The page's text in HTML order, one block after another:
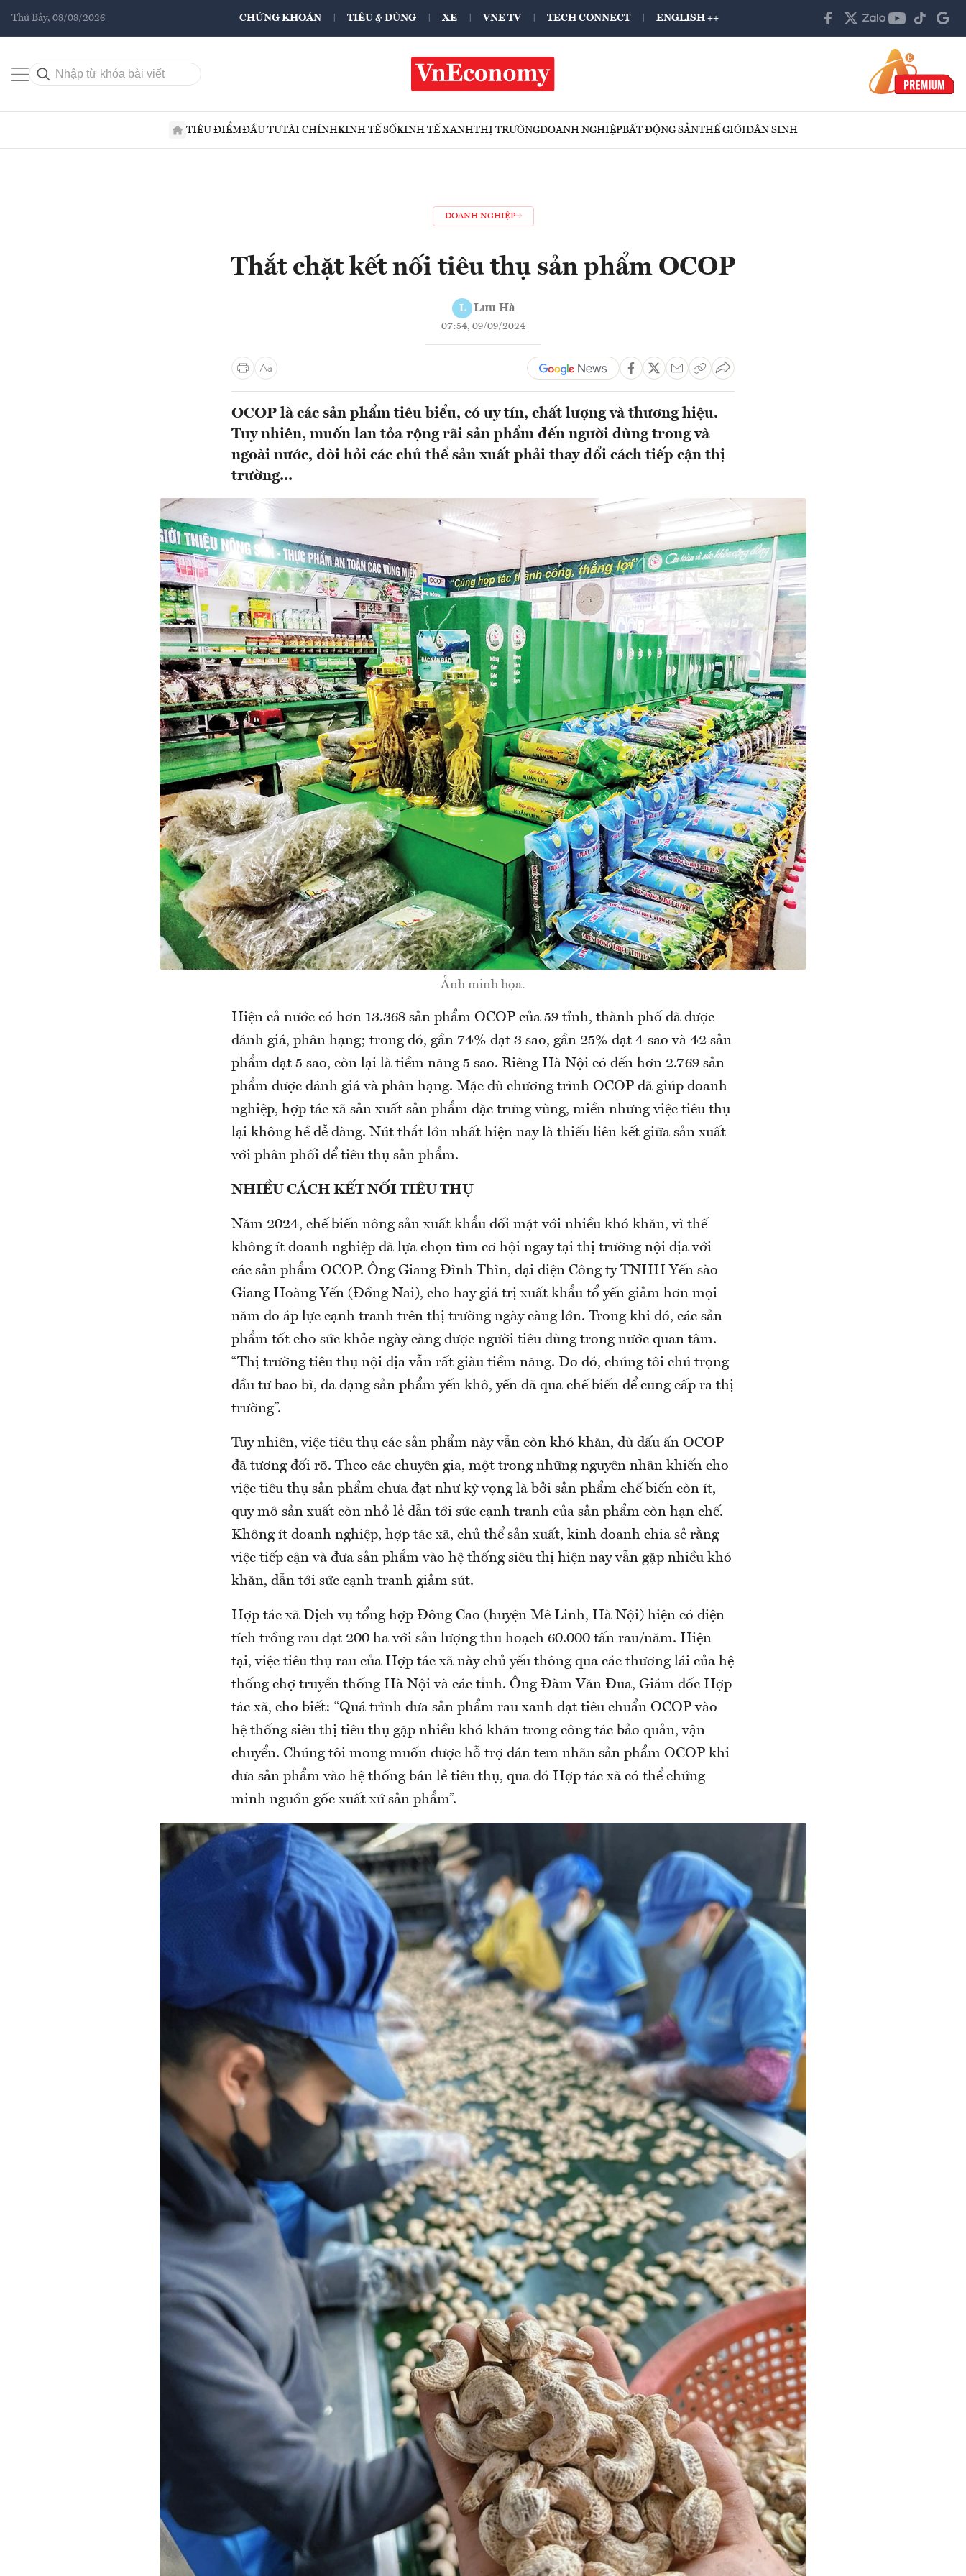
Thứ Bảy, 08/08/2026 CHỨNG KHOÁN TIÊU & DÙNG XE VNE TV TECH CONNECT ENGLISH ++
TIÊU ĐIỂMĐẦU TƯTÀI CHÍNHKINH TẾ SỐKINH TẾ XANHTHỊ TRƯỜNGDOANH NGHIỆPBẤT ĐỘNG SẢNTHẾ GIỚIDÂN SINH
DOANH NGHIỆP
Thắt chặt kết nối tiêu thụ sản phẩm OCOP
L Lưu Hà
07:54, 09/09/2024
OCOP là các sản phẩm tiêu biểu, có uy tín, chất lượng và thương hiệu.
Tuy nhiên, muốn lan tỏa rộng rãi sản phẩm đến người dùng trong và
ngoài nước, đòi hỏi các chủ thể sản xuất phải thay đổi cách tiếp cận thị
trường...
Ảnh minh họa.
Hiện cả nước có hơn 13.368 sản phẩm OCOP của 59 tỉnh, thành phố đã được
đánh giá, phân hạng; trong đó, gần 74% đạt 3 sao, gần 25% đạt 4 sao và 42 sản
phẩm đạt 5 sao, còn lại là tiềm năng 5 sao. Riêng Hà Nội có đến hơn 2.769 sản
phẩm được đánh giá và phân hạng. Mặc dù chương trình OCOP đã giúp doanh
nghiệp, hợp tác xã sản xuất sản phẩm đặc trưng vùng, miền nhưng việc tiêu thụ
lại không hề dễ dàng. Nút thắt lớn nhất hiện nay là thiếu liên kết giữa sản xuất
với phân phối để tiêu thụ sản phẩm.
NHIỀU CÁCH KẾT NỐI TIÊU THỤ
Năm 2024, chế biến nông sản xuất khẩu đối mặt với nhiều khó khăn, vì thế
không ít doanh nghiệp đã lựa chọn tìm cơ hội ngay tại thị trường nội địa với
các sản phẩm OCOP. Ông Giang Đình Thìn, đại diện Công ty TNHH Yến sào
Giang Hoàng Yến (Đồng Nai), cho hay giá trị xuất khẩu tổ yến giảm hơn mọi
năm do áp lực cạnh tranh trên thị trường ngày càng lớn. Trong khi đó, các sản
phẩm tốt cho sức khỏe ngày càng được người tiêu dùng trong nước quan tâm.
“Thị trường tiêu thụ nội địa vẫn rất giàu tiềm năng. Do đó, chúng tôi chú trọng
đầu tư bao bì, đa dạng sản phẩm yến khô, yến đã qua chế biến để cung cấp ra thị
trường”.
Tuy nhiên, việc tiêu thụ các sản phẩm này vẫn còn khó khăn, dù dấu ấn OCOP
đã tương đối rõ. Theo các chuyên gia, một trong những nguyên nhân khiến cho
việc tiêu thụ sản phẩm chưa đạt như kỳ vọng là bởi sản phẩm chế biến còn ít,
quy mô sản xuất còn nhỏ lẻ dẫn tới sức cạnh tranh của sản phẩm còn hạn chế.
Không ít doanh nghiệp, hợp tác xã, chủ thể sản xuất, kinh doanh chia sẻ rằng
việc tiếp cận và đưa sản phẩm vào hệ thống siêu thị hiện nay vẫn gặp nhiều khó
khăn, dẫn tới sức cạnh tranh giảm sút.
Hợp tác xã Dịch vụ tổng hợp Đông Cao (huyện Mê Linh, Hà Nội) hiện có diện
tích trồng rau đạt 200 ha với sản lượng thu hoạch 60.000 tấn rau/năm. Hiện
tại, việc tiêu thụ rau của Hợp tác xã này chủ yếu thông qua các thương lái của hệ
thống chợ truyền thống Hà Nội và các tỉnh. Ông Đàm Văn Đua, Giám đốc Hợp
tác xã, cho biết: “Quá trình đưa sản phẩm rau xanh đạt tiêu chuẩn OCOP vào
hệ thống siêu thị tiêu thụ gặp nhiều khó khăn trong công tác bảo quản, vận
chuyển. Chúng tôi mong muốn được hỗ trợ dán tem nhãn sản phẩm OCOP khi
đưa sản phẩm vào hệ thống bán lẻ tiêu thụ, qua đó Hợp tác xã có thể chứng
minh nguồn gốc xuất xứ sản phẩm”.